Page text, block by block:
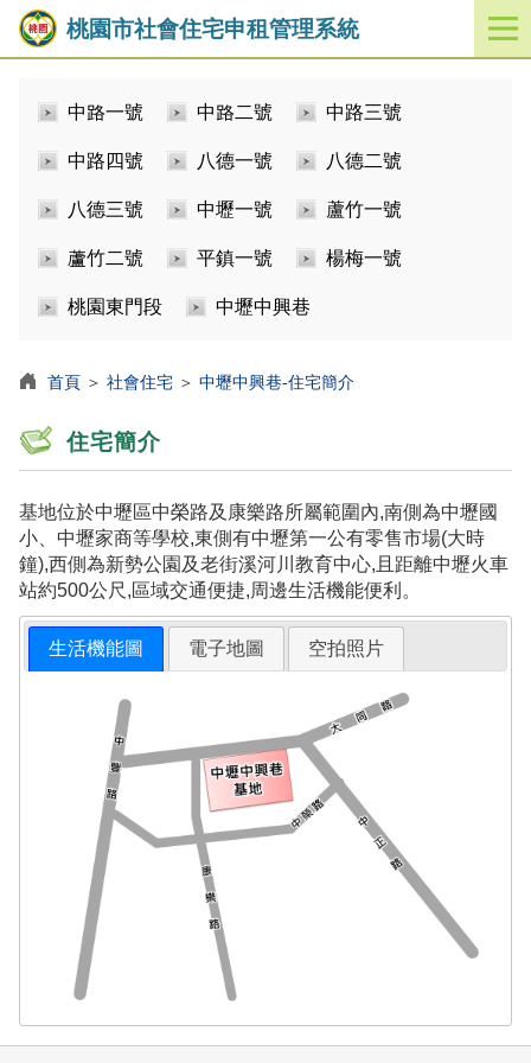
桃園市社會住宅申租管理系統
開
啟
中路一號 中路二號 中路三號
中路四號 八德一號 八德二號
八德三號 中壢一號 蘆竹一號
蘆竹二號 平鎮一號 楊梅一號
桃園東門段 中壢中興巷
首頁 ＞ 社會住宅 ＞ 中壢中興巷-住宅簡介
住宅簡介
基地位於中壢區中榮路及康樂路所屬範圍內,南側為中壢國
小、中壢家商等學校,東側有中壢第一公有零售市場(大時
鐘),西側為新勢公園及老街溪河川教育中心,且距離中壢火車
站約500公尺,區域交通便捷,周邊生活機能便利。
生活機能圖 電子地圖 空拍照片